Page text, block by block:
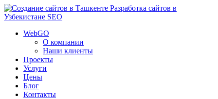
WebGO
О компании
Наши клиенты
Проекты
Услуги
Цены
Блог
Контакты